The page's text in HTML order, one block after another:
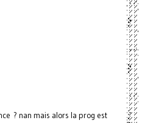
? nan mais alors la prog est